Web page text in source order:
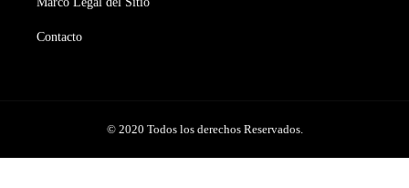
Contacto
© 2020 Todos los derechos Reservados.